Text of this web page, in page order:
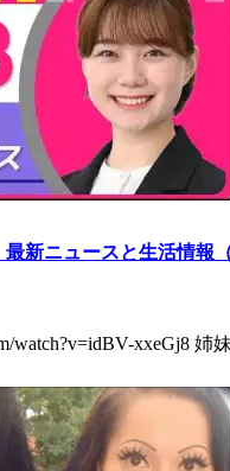
最新ニュースと生活情
watch?v=idBV-xxeGj8